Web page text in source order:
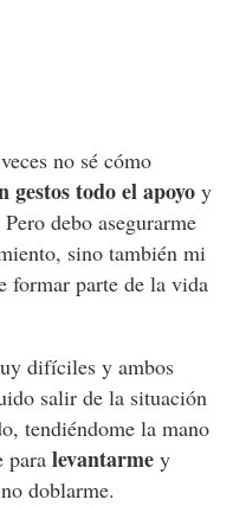
no sé cómo
gestos todo el apoyoy
debo asegurarme
sino también mi
formar parte de la vida
difíciles y ambos
salir de la situación
tendiéndome la mano
para levantarmey
doblarme.